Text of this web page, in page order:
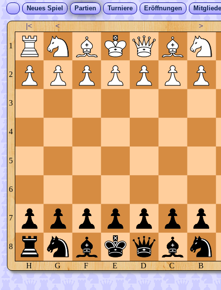
Neues Spiel Partien Turniere Eröffnungen
|< < >
1
2
3
4
5
6
7
8
H G F E D C B